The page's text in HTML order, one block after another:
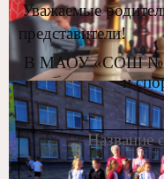
Уважаемые
представители!
В МАОУ «СОШ № 2»
и
Название